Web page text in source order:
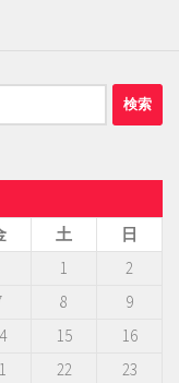
土
日
1
2
8
9
15
16
22
23